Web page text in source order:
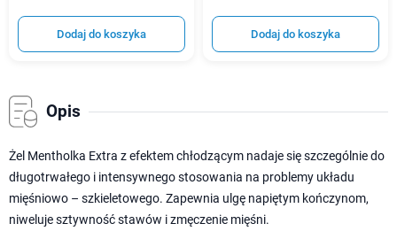
Dodaj do koszyka Dodaj do koszyka
Opis
Żel Mentholka Extra z efektem chłodzącym nadaje się szczególnie do
długotrwałego i intensywnego stosowania na problemy układu
mięśniowo – szkieletowego. Zapewnia ulgę napiętym kończynom,
niweluje sztywność stawów i zmęczenie mięśni.